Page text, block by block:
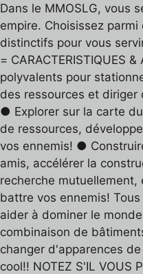
Dans le MMOSLG, vous
empire. Choisissez
distinctifs pour vous
= CARACTERISTIQUES
polyvalents pour
des ressources et
● Explorer sur la carte
de ressources,
vos ennemis! ●
amis, accélérer la
recherche
battre vos ennemis!
aider à dominer le
combinaison de
changer d'apparences
cool!! NOTEZ S'IL VOUS